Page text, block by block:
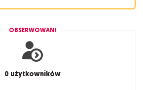
OBSERWOWANI
0 użytkowników